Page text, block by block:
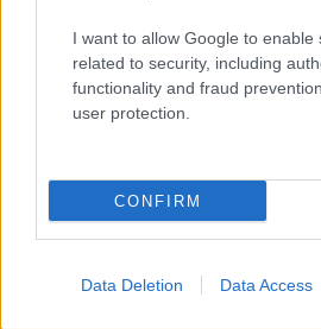
I want to allow Google to enable
related to security, including
functionality and fraud
user protection.
CONFIRM
Data Deletion Data Access
tulkitseminen, budjetointi ja
Yrityksen elinkaarenhallinta
perustamispalvelut)
YHTEYSTIEDOT
KATSO